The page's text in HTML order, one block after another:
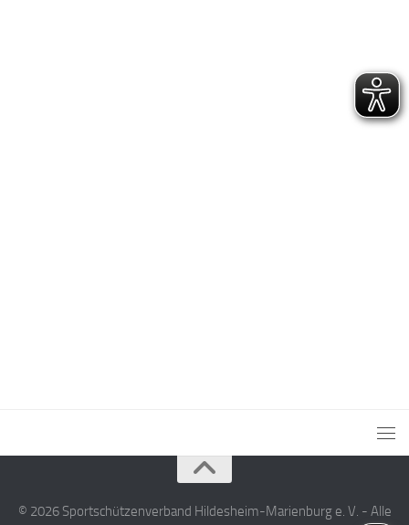
© 2026 Sportschützenverband Hildesheim-Marienburg e. V. - Alle